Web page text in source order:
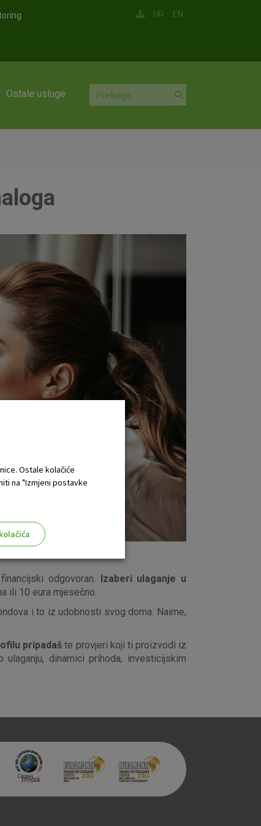
HR EN
Ostale usluge
odgovoran. Izaberi ulaganje u
ili 10 eura mjesečno.
i to iz udobnosti svog doma. Naime,
pripadaš te provjeri koji ti proizvodi iz
dinamici prihoda, investicijskim
Ostale kolačiće
na "Izmjeni postavke
kao odgovor na vaše
postavke kolačića. Svoj
pošalje upozorenje o